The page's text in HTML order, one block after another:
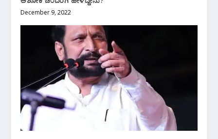
December 9, 2022